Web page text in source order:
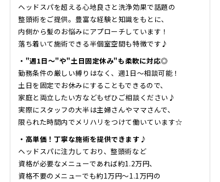
ヘッドスパを超える心地良さと洗浄効果で話題の
整頭術をご提供。豊富な経験と知識をもとに、
内側から髪のお悩みにアプローチしています！
落ち着いて施術できる半個室空間も特徴です♪
・"週1日〜"や"土日固定休み"も柔軟に対応◎
勤務条件の厳しい縛りはなく、週1日〜相談可能！
土日を固定でお休みにすることもできるので、
家庭と両立したい方などもぜひご相談ください♪
実際にスタッフの大半は主婦さんやママさんで、
限られた時間内でメリハリをつけて働いています☆
・高単価！丁寧な施術を提供できます♪
ヘッドスパに注力しており、整頭術など
資格が必要なメニューであれば約1.2万円、
資格不要のメニューでも約1万円〜1.1万円の